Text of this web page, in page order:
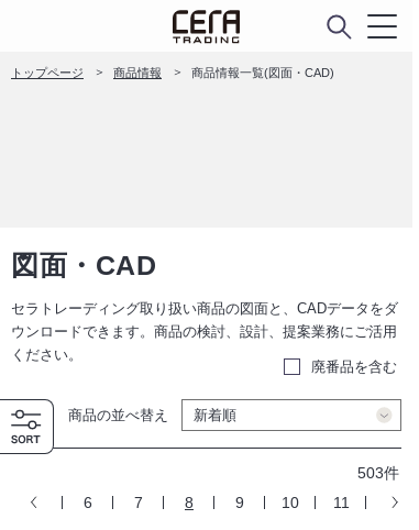
トップページ 商品情報 商品情報一覧(図面・CAD)
図面・CAD
セラトレーディング取り扱い商品の図面と、CADデータをダ
ウンロードできます。商品の検討、設計、提案業務にご活用
ください。
廃番品を含む
商品の並べ替え
503件
6
7 8 9 10 11